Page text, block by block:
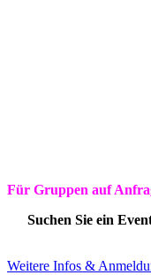
Für Gruppen auf
Suchen Sie ein
Weitere Infos &